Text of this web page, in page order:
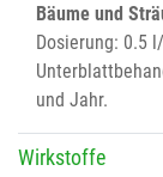
Bäume und
Dosierung: 0.5
und Jahr.
Wirkstoffe